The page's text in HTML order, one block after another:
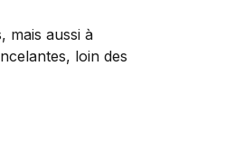
mais aussi à
loin des